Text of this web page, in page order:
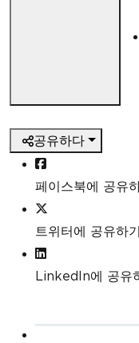
공유하다
페이스북에 공유
트위터에 공유하기
LinkedIn에 공유